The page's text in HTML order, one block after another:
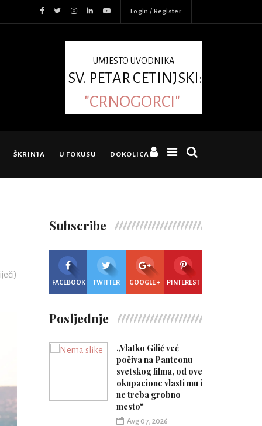
Login / Register
UMJESTO UVODNIKA
SV. PETAR CETINJSKI:
"CRNOGORCI"
ŠKRINJA U FOKUSU DOKOLICA
Subscribe
FACEBOOK TWITTER GOOGLE + PINTEREST
Posljednje
„Vlatko Gilić već
počiva na Panteonu
svetskog filma, od ove
okupacione vlasti mu i
ne treba grobno
mesto“
Avg 07, 2026